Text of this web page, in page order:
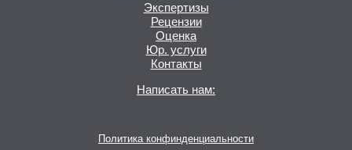
Экспертизы
Рецензии
Оценка
Юр. услуги
Контакты
Написать нам:
Политика конфинденциальности